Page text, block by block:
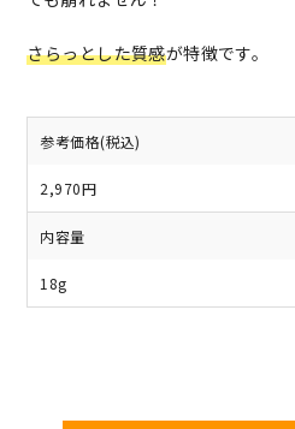
さらっとした質感が特徴です。
参考価格(税込)
2,970円
内容量
18g